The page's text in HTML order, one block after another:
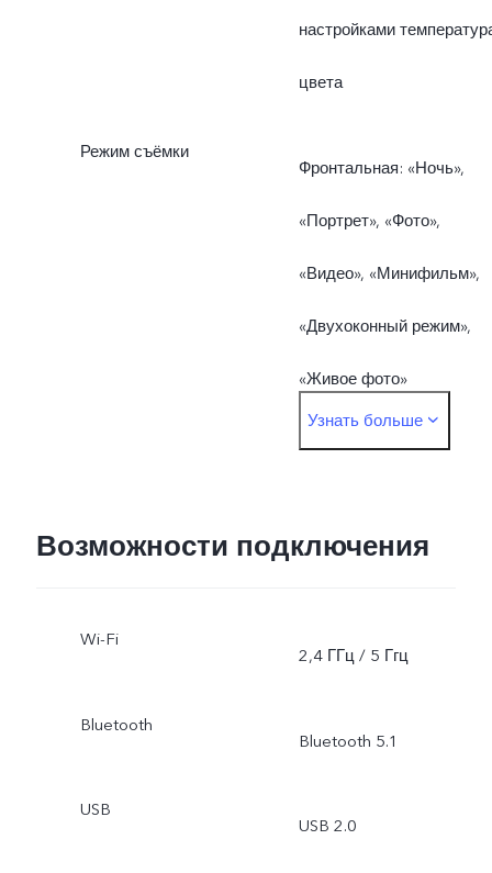
углом обзора 79°;
Широкоугольная камера
настройками
цвета
Режим съёмки
Фронтальная: «Ночь»,
«Портрет», «Фото»,
«Видео», «Минифильм»,
«Двухоконный режим»,
«Живое фото»
Основная: «Ночь»,
«Видео», «Минифильм»,
«Интервальная съемка»,
Узнать больше
Возможности подключения
Wi-Fi
2,4 ГГц / 5 Ггц
Bluetooth
Bluetooth 5.1
USB
USB 2.0